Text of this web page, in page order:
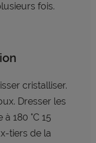
fois.
cristalliser.
Dresser les
180 °C 15
tiers de la